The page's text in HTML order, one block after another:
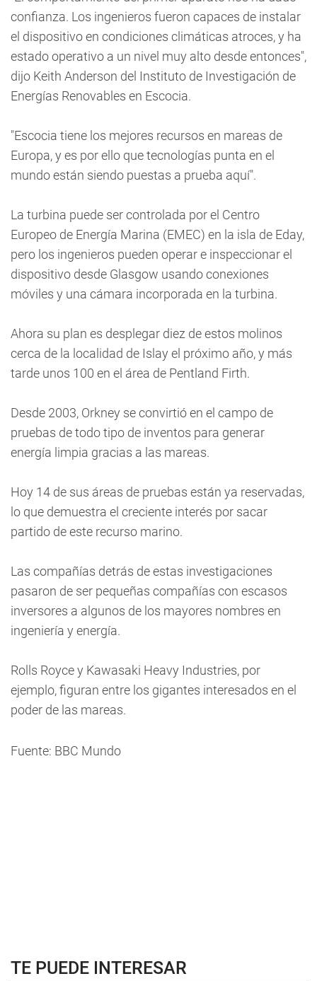
confianza. Los ingenieros fueron capaces de instalar
el dispositivo en condiciones climáticas atroces, y ha
estado operativo a un nivel muy alto desde entonces",
dijo Keith Anderson del Instituto de Investigación de
Energías Renovables en Escocia.
"Escocia tiene los mejores recursos en mareas de
Europa, y es por ello que tecnologías punta en el
mundo están siendo puestas a prueba aquí".
La turbina puede ser controlada por el Centro
Europeo de Energía Marina (EMEC) en la isla de Eday,
pero los ingenieros pueden operar e inspeccionar el
dispositivo desde Glasgow usando conexiones
móviles y una cámara incorporada en la turbina.
Ahora su plan es desplegar diez de estos molinos
cerca de la localidad de Islay el próximo año, y más
tarde unos 100 en el área de Pentland Firth.
Desde 2003, Orkney se convirtió en el campo de
pruebas de todo tipo de inventos para generar
energía limpia gracias a las mareas.
Hoy 14 de sus áreas de pruebas están ya reservadas,
lo que demuestra el creciente interés por sacar
partido de este recurso marino.
Las compañías detrás de estas investigaciones
pasaron de ser pequeñas compañías con escasos
inversores a algunos de los mayores nombres en
ingeniería y energía.
Rolls Royce y Kawasaki Heavy Industries, por
ejemplo, figuran entre los gigantes interesados en el
poder de las mareas.
Fuente: BBC Mundo
TE PUEDE INTERESAR